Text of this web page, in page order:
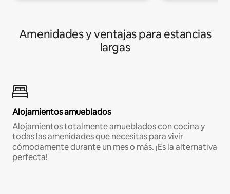
Amenidades y ventajas para estancias
largas
Alojamientos amueblados
Alojamientos totalmente amueblados con cocina y
todas las amenidades que necesitas para vivir
cómodamente durante un mes o más. ¡Es la alternativa
perfecta!